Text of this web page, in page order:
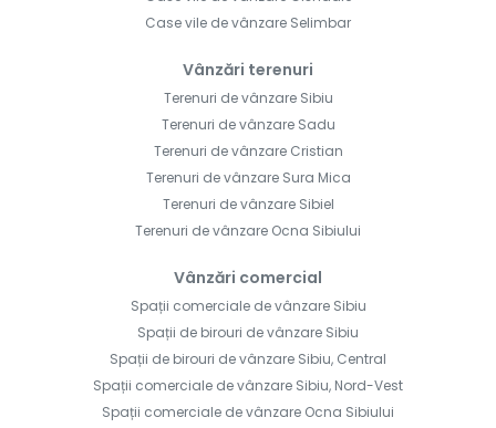
Case vile de vânzare Selimbar
Vânzări terenuri
Terenuri de vânzare Sibiu
Terenuri de vânzare Sadu
Terenuri de vânzare Cristian
Terenuri de vânzare Sura Mica
Terenuri de vânzare Sibiel
Terenuri de vânzare Ocna Sibiului
Vânzări comercial
Spații comerciale de vânzare Sibiu
Spații de birouri de vânzare Sibiu
Spații de birouri de vânzare Sibiu, Central
Spații comerciale de vânzare Sibiu, Nord-Vest
Spații comerciale de vânzare Ocna Sibiului